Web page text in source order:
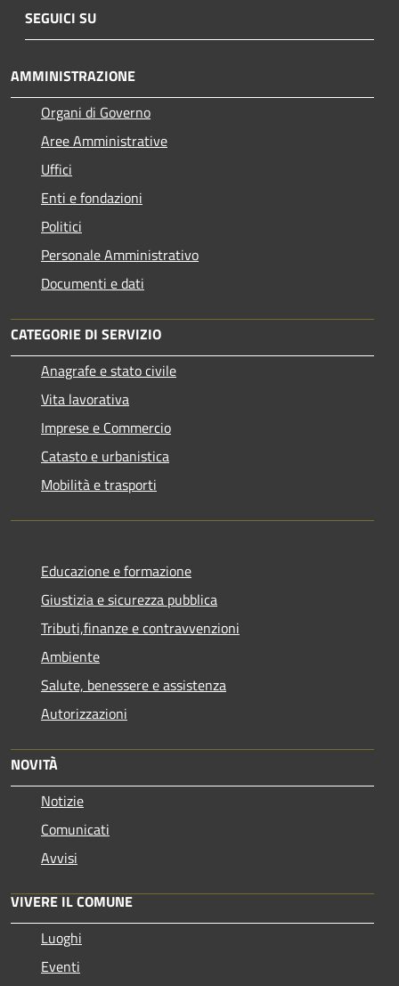
SEGUICI SU
AMMINISTRAZIONE
Organi di Governo
Aree Amministrative
Uffici
Enti e fondazioni
Politici
Personale Amministrativo
Documenti e dati
CATEGORIE DI SERVIZIO
Anagrafe e stato civile
Vita lavorativa
Imprese e Commercio
Catasto e urbanistica
Mobilità e trasporti
Educazione e formazione
Giustizia e sicurezza pubblica
Tributi,finanze e contravvenzioni
Ambiente
Salute, benessere e assistenza
Autorizzazioni
NOVITÀ
Notizie
Comunicati
Avvisi
VIVERE IL COMUNE
Luoghi
Eventi